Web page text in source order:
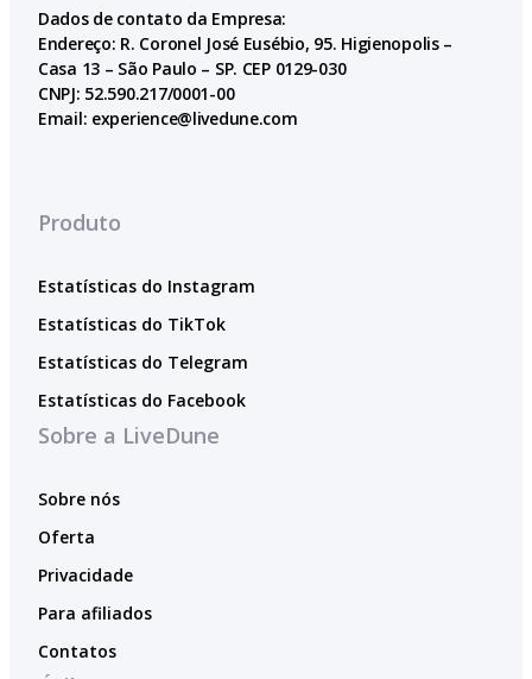
Dados de contato da Empresa:
Endereço: R. Coronel José Eusébio, 95. Higienopolis –
Casa 13 – São Paulo – SP. CEP 0129-030
CNPJ: 52.590.217/0001-00
Email: experience@livedune.com
Produto
Estatísticas do Instagram
Estatísticas do TikTok
Estatísticas do Telegram
Estatísticas do Facebook
Sobre a LiveDune
Sobre nós
Oferta
Privacidade
Para afiliados
Contatos